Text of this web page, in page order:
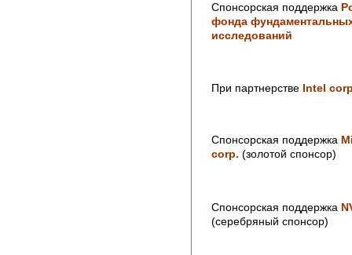
Спонсорская поддержка
фонда
исследований
При партнерстве Intel
Спонсорская поддержка
corp. (золотой спонсор)
Спонсорская поддержка
(серебряный спонсор)